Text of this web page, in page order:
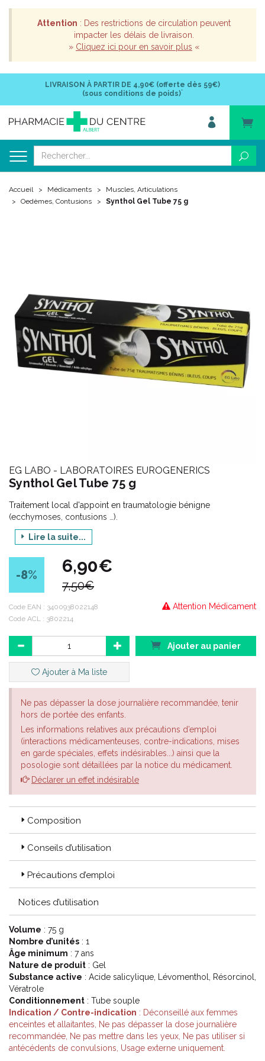
Attention : Des restrictions de circulation peuvent
impacter les délais de livraison.
» Cliquez ici pour en savoir plus «
LIVRAISON À PARTIR DE 4,90€ (offerte dès 59€)
(sous conditions de poids)*
Accueil Médicaments
Muscles, Articulations
Oedèmes, Contusions
Synthol Gel Tube 75 g
EG LABO - LABORATOIRES EUROGENERICS
Synthol Gel Tube 75 g
Traitement local d'appoint en traumatologie bénigne
(ecchymoses, contusions …).
Synthol, gel est indiqué chez les adultes et les enfants âgés de
plus de 7 ans.
Lire la suite...
-8% 6,90€
7,50€
Attention Médicament
Code EAN : 3400938022148
Code ACL : 3802214
Ajouter au panier
Ajouter à Ma liste
Ne pas dépasser la dose journalière recommandée, tenir
hors de portée des enfants.
Les informations relatives aux précautions d’emploi
(interactions médicamenteuses, contre-indications, mises
en garde spéciales, effets indésirables...) ainsi que la
posologie sont détaillées par la notice du médicament.
Déclarer un effet indésirable
Composition
Conseils d’utilisation
Précautions d’emploi
Notices d’utilisation
Volume : 75 g
Nombre d’unités : 1
Âge minimum : 7 ans
Nature de produit : Gel
Substance active : Acide salicylique, Lévomenthol, Résorcinol,
Vératrole
Conditionnement : Tube souple
Indication / Contre-indication : Déconseillé aux femmes
enceintes et allaitantes, Ne pas dépasser la dose journalière
recommandée, Ne pas mettre dans les yeux, Ne pas utiliser si
antécédents de convulsions, Usage externe uniquement.